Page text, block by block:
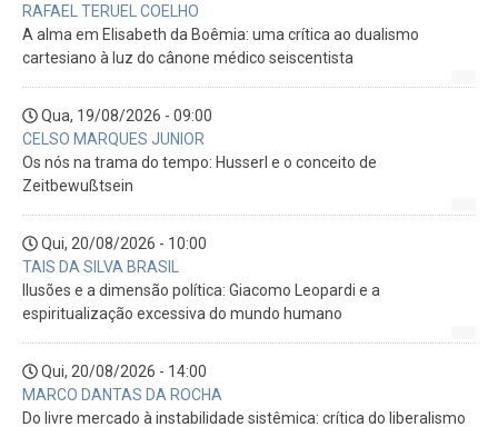
RAFAEL TERUEL COELHO
A alma em Elisabeth da Boêmia: uma crítica ao dualismo
cartesiano à luz do cânone médico seiscentista
Qua, 19/08/2026 - 09:00
CELSO MARQUES JUNIOR
Os nós na trama do tempo: Husserl e o conceito de
Zeitbewußtsein
Qui, 20/08/2026 - 10:00
TAIS DA SILVA BRASIL
Ilusões e a dimensão política: Giacomo Leopardi e a
espiritualização excessiva do mundo humano
Qui, 20/08/2026 - 14:00
MARCO DANTAS DA ROCHA
Do livre mercado à instabilidade sistêmica: crítica do liberalismo